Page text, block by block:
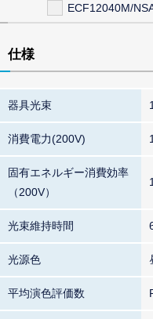
ECF12040M/
仕様
器具光束
消費電力(200V)
固有エネルギー消費効率
（200V）
光束維持時間
光源色
平均演色評価数